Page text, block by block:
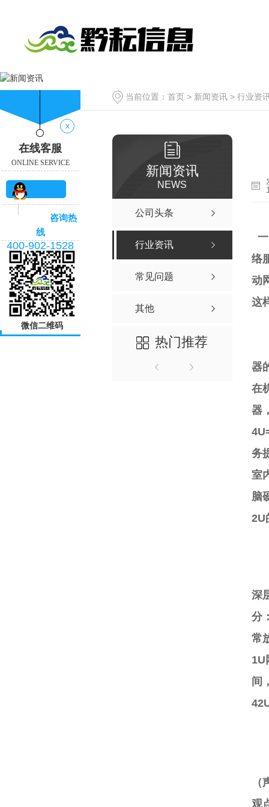
当前位置： 首页 > 新闻资讯 > 行业资
新闻资讯
NEWS
公司头条
行业资讯
常见问题
其他
热门推荐
一
络
动
这
器
在
器
务
室
脑
2U
深
分
常
1U
间
观
x
在线客服
ONLINE SERVICE
咨询热
线
400-902-1528
微信二维码